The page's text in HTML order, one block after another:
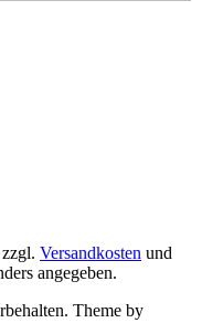
Versandkosten und
angegeben.
Theme by